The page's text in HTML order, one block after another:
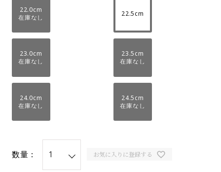
22.0cm
在庫なし
22.5cm
23.0cm
在庫なし
23.5cm
在庫なし
24.0cm
在庫なし
24.5cm
在庫なし
数量： お気に入りに登録する